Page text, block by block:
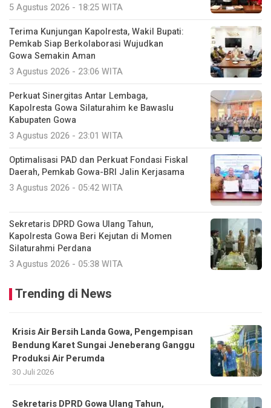
5 Agustus 2026 - 18:25 WITA
Terima Kunjungan Kapolresta, Wakil Bupati:
Pemkab Siap Berkolaborasi Wujudkan
Gowa Semakin Aman
3 Agustus 2026 - 23:06 WITA
Perkuat Sinergitas Antar Lembaga,
Kapolresta Gowa Silaturahim ke Bawaslu
Kabupaten Gowa
3 Agustus 2026 - 23:01 WITA
Optimalisasi PAD dan Perkuat Fondasi Fiskal
Daerah, Pemkab Gowa-BRI Jalin Kerjasama
3 Agustus 2026 - 05:42 WITA
Sekretaris DPRD Gowa Ulang Tahun,
Kapolresta Gowa Beri Kejutan di Momen
Silaturahmi Perdana
3 Agustus 2026 - 05:38 WITA
Trending di News
Krisis Air Bersih Landa Gowa, Pengempisan
Bendung Karet Sungai Jeneberang Ganggu
Produksi Air Perumda
30 Juli 2026
Sekretaris DPRD Gowa Ulang Tahun,